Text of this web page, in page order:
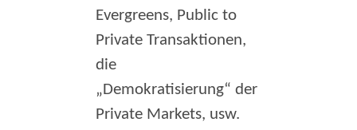
Evergreens, Public to
Private Transaktionen,
die
„Demokratisierung“ der
Private Markets, usw.